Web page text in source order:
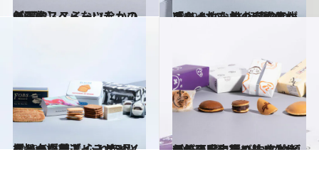
2023.2.3
【画像】スイーツなかのが選ぶスベらないチョコ缶5選
グルメ 2022.10.7
スイーツなかのが惚れ抜いた おいしさ桁違いの「クッキー缶」5選 クッキー一枚一枚の完成度が凄い！
グルメ
2022.5.22
スイーツ芸人・スイーツなかのが厳選 心ときめく極旨バタースイーツ5品 ケーキにサブレ、サンド、大福も！
グルメ 2023.1.7
新年の手土産に！ 名物どら焼き5選 スイーツなかのが丁寧に選び抜いた 頬がゆるむ口福の味をどうぞ
グルメ